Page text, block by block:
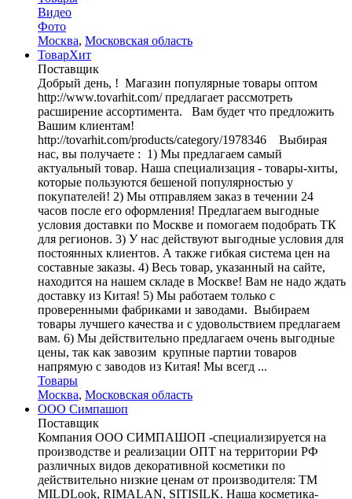
Видео
Фото
Москва, Московская область
ТоварХит
Поставщик
Добрый день, ! Магазин популярные товары оптом
http://www.tovarhit.com/ предлагает рассмотреть
расширение ассортимента. Вам будет что предложить
Вашим клиентам!
http://tovarhit.com/products/category/1978346 Выбирая
нас, вы получаете : 1) Мы предлагаем самый
актуальный товар. Наша специализация - товары-хиты,
которые пользуются бешеной популярностью у
покупателей! 2) Мы отправляем заказ в течении 24
часов после его оформления! Предлагаем выгодные
условия доставки по Москве и помогаем подобрать ТК
для регионов. 3) У нас действуют выгодные условия для
постоянных клиентов. А также гибкая система цен на
составные заказы. 4) Весь товар, указанный на сайте,
находится на нашем складе в Москве! Вам не надо ждать
доставку из Китая! 5) Мы работаем только с
проверенными фабриками и заводами. Выбираем
товары лучшего качества и с удовольствием предлагаем
вам. 6) Мы действительно предлагаем очень выгодные
цены, так как завозим крупные партии товаров
напрямую с заводов из Китая! Мы всегд ...
Товары
Москва, Московская область
ООО Симпашоп
Поставщик
Компания ООО СИМПАШОП -специализируется на
производстве и реализации ОПТ на территории РФ
различных видов декоративной косметики по
действительно низкие ценам от производителя: ТМ
MILDLook, RIMALAN, SITISILK. Наша косметика-